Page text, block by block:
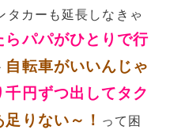
タカーも延長しなきゃ
らパパがひとりで行
自転車がいいんじゃ
千円ずつ出してタク
りない～！ って困